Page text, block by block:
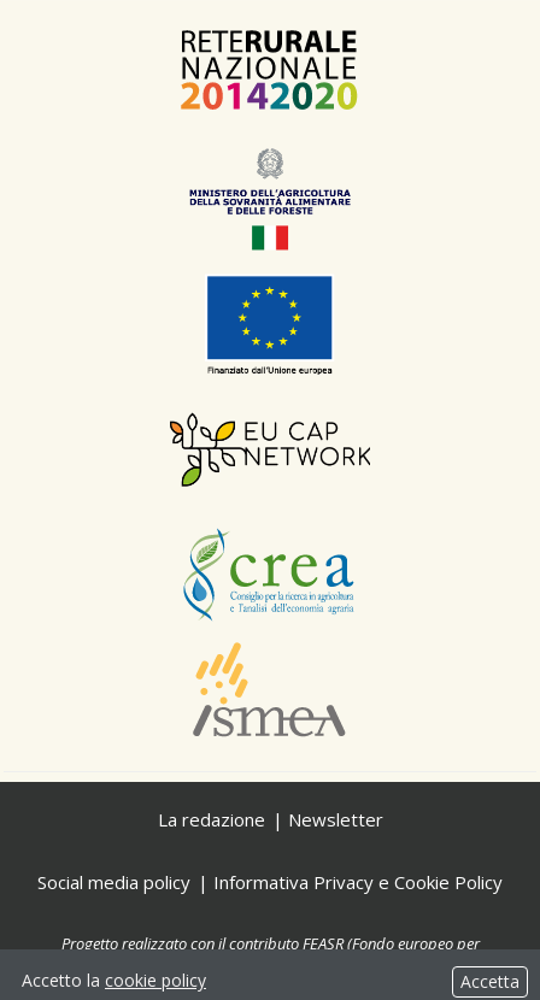
La redazione Newsletter
Social media policy Informativa Privacy e Cookie Policy
Progetto realizzato con il contributo FEASR (Fondo europeo per
l'agricoltura e lo sviluppo rurale) nell'ambito delle attività previste dal
programma Rete Rurale Nazionale 2014-2020.
Accetto la cookie policy Accetta